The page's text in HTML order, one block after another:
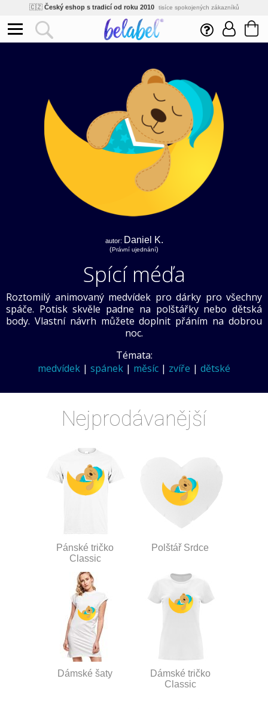
🌿Ekologický a zdravotně nezávadný žádná čína, barvy s certifikáty
Inovativní výroba vlastní vývoj, nejnovější technologie
Rychlé dodání expedujeme do 24h
jsme přímý výrobce, žádný zprostředkovatel
Český eshop s tradicí od roku 2010 tisíce spokojených zákazníků
autor: Daniel K.
(Právní ujednání)
Spící méďa
Roztomilý animovaný medvídek pro dárky pro všechny
spáče. Potisk skvěle padne na polštářky nebo dětská
body. Vlastní návrh můžete doplnit přáním na dobrou
noc.
Témata:
medvídek | spánek | měsíc | zvíře | dětské
Nejprodávanější
Pánské tričko
Classic
Polštář Srdce
Dámské šaty
Dámské tričko
Classic